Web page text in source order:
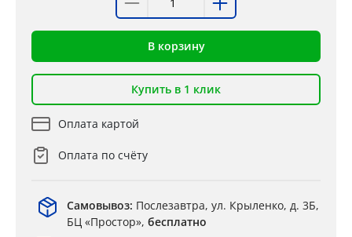
В корзину
Купить в 1 клик
Оплата картой
Оплата по счёту
Самовывоз: Послезавтра, ул. Крыленко, д. 3Б,
БЦ «Простор», бесплатно